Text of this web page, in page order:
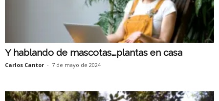
Y hablando de mascotas….plantas en casa
Carlos Cantor - 7 de mayo de 2024